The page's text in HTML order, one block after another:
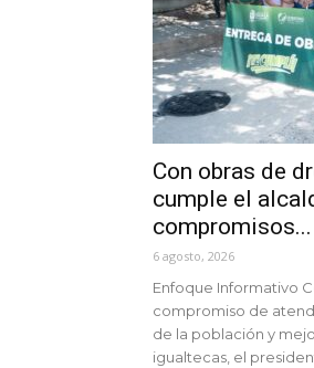
Con obras de
cumple el
compromisos...
6 agosto, 2026
Enfoque Informativo
compromiso de
de la población y
igualtecas, el